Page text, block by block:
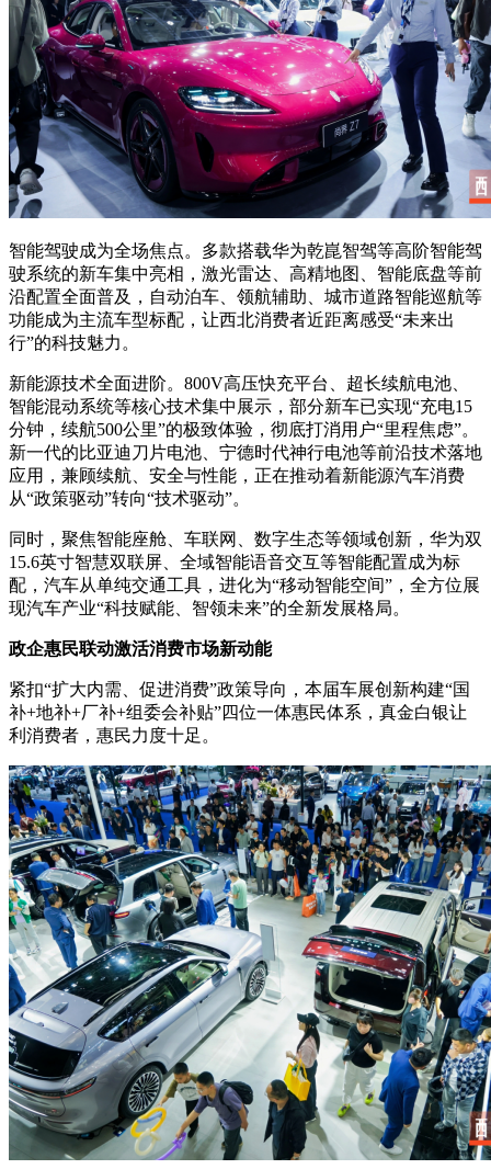
智能驾驶成为全场焦点。多款搭载华为乾崑智驾等高阶智能驾
驶系统的新车集中亮相，激光雷达、高精地图、智能底盘等前
沿配置全面普及，自动泊车、领航辅助、城市道路智能巡航等
功能成为主流车型标配，让西北消费者近距离感受“未来出
行”的科技魅力。
新能源技术全面进阶。800V高压快充平台、超长续航电池、
智能混动系统等核心技术集中展示，部分新车已实现“充电15
分钟，续航500公里”的极致体验，彻底打消用户“里程焦虑”。
新一代的比亚迪刀片电池、宁德时代神行电池等前沿技术落地
应用，兼顾续航、安全与性能，正在推动着新能源汽车消费
从“政策驱动”转向“技术驱动”。
同时，聚焦智能座舱、车联网、数字生态等领域创新，华为双
15.6英寸智慧双联屏、全域智能语音交互等智能配置成为标
配，汽车从单纯交通工具，进化为“移动智能空间”，全方位展
现汽车产业“科技赋能、智领未来”的全新发展格局。
政企惠民联动激活消费市场新动能
紧扣“扩大内需、促进消费”政策导向，本届车展创新构建“国
补+地补+厂补+组委会补贴”四位一体惠民体系，真金白银让
利消费者，惠民力度十足。